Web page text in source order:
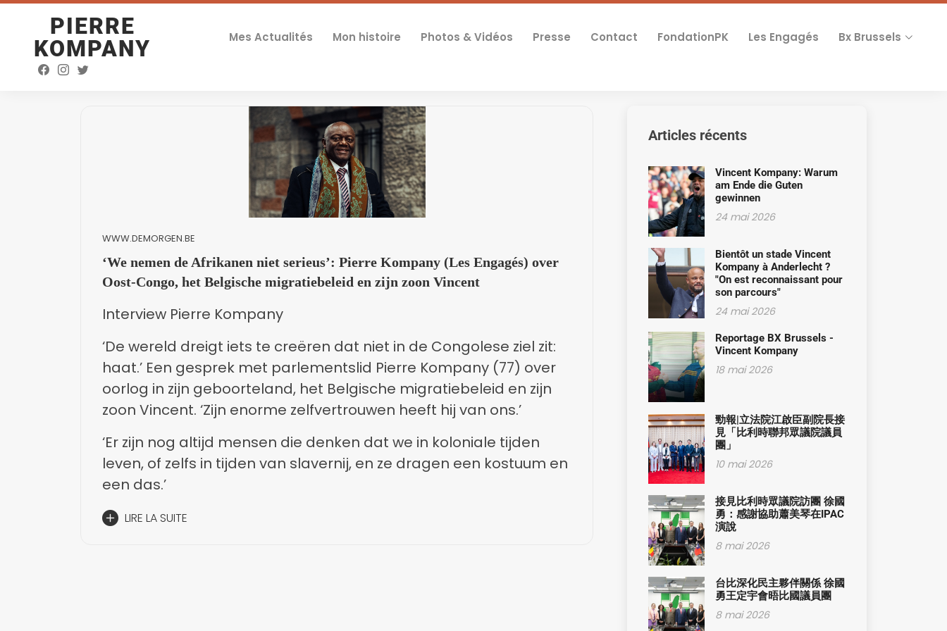
PIERRE
KOMPANY
Mes Actualités Mon histoire Photos & Vidéos Presse Contact FondationPK Les Engagés Bx Brussels
WWW.DEMORGEN.BE
‘We nemen de Afrikanen niet serieus’: Pierre Kompany (Les Engagés) over
Oost-Congo, het Belgische migratiebeleid en zijn zoon Vincent
Interview Pierre Kompany
‘De wereld dreigt iets te creëren dat niet in de Congolese ziel zit:
haat.’ Een gesprek met parlementslid Pierre Kompany (77) over
oorlog in zijn geboorteland, het Belgische migratiebeleid en zijn
zoon Vincent. ‘Zijn enorme zelfvertrouwen heeft hij van ons.’
‘Er zijn nog altijd mensen die denken dat we in koloniale tijden
leven, of zelfs in tijden van slavernij, en ze dragen een kostuum en
een das.’
LIRE LA SUITE
Articles récents
Vincent Kompany: Warum
am Ende die Guten
gewinnen
24 mai 2026
Bientôt un stade Vincent
Kompany à Anderlecht ?
"On est reconnaissant pour
son parcours"
24 mai 2026
Reportage BX Brussels -
Vincent Kompany
18 mai 2026
勁報|立法院江啟臣副院長接
見「比利時聯邦眾議院議員
團」
10 mai 2026
接見比利時眾議院訪團 徐國
勇：感謝協助蕭美琴在IPAC
演說
8 mai 2026
台比深化民主夥伴關係 徐國
勇王定宇會晤比國議員團
8 mai 2026